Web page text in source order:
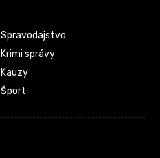
Spravodajstvo
Krimi správy
Kauzy
Šport